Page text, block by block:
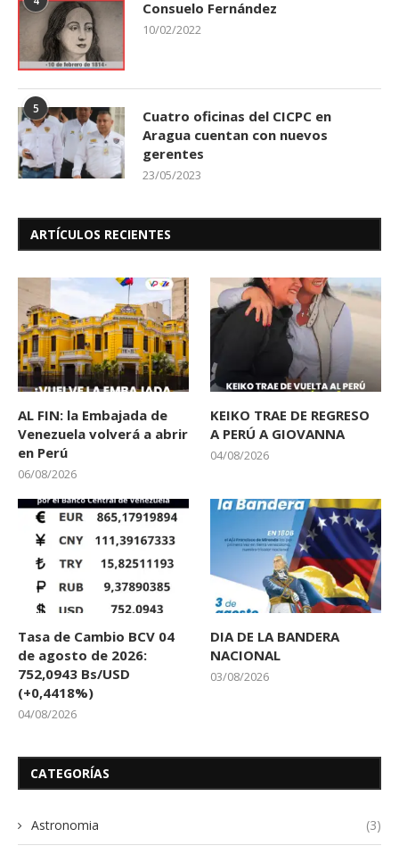
Consuelo Fernández
10/02/2022
5
Cuatro oficinas del CICPC en
Aragua cuentan con nuevos
gerentes
23/05/2023
ARTÍCULOS RECIENTES
AL FIN: la Embajada de
Venezuela volverá a abrir
en Perú
06/08/2026
KEIKO TRAE DE REGRESO
A PERÚ A GIOVANNA
04/08/2026
Tasa de Cambio BCV 04
de agosto de 2026:
752,0943 Bs/USD
(+0,4418%)
04/08/2026
DIA DE LA BANDERA
NACIONAL
03/08/2026
CATEGORÍAS
Astronomia (3)